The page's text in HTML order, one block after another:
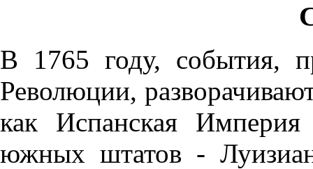
В 1765 году, события,
Революции,
как Испанская Империя
южных штатов -